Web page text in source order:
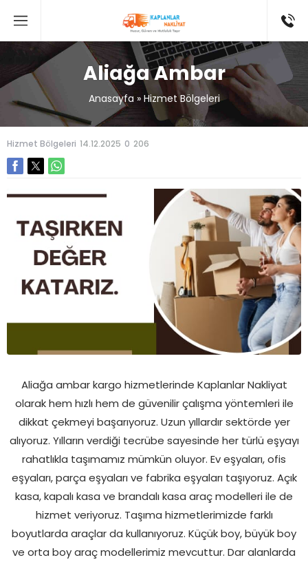
Aliağa Ambar
Anasayfa » Hizmet Bölgeleri
Hizmet Bölgeleri 14.12.2025 0 206
Aliağa ambar kargo hizmetlerinde Kaplanlar Nakliyat
olarak hem hızlı hem de güvenilir çalışma yöntemleri ile
dikkat çekmeyi başarıyoruz. Uzun yıllardır sektörde yer
alıyoruz. Yılların verdiği tecrübe sayesinde her türlü eşyayı
rahatlıkla taşımamız mümkün oluyor. Ev eşyaları, ofis
eşyaları, parça eşyaları ve fabrika eşyaları taşıyoruz. Açık
kasa, kapalı kasa ve brandalı kasa araç modelleri ile de
hizmet veriyoruz. Taşıma hizmetlerimizde farklı
boyutlarda araçlar da kullanıyoruz. Küçük boy, büyük boy
ve orta boy araç modellerimiz mevcuttur. Dar alanlarda